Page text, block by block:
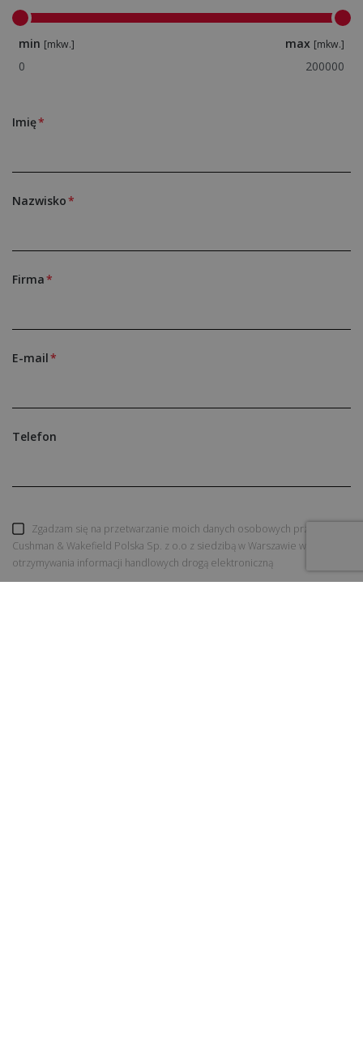
min [mkw.] max [mkw.]
Imię
Nazwisko
Firma
E-mail
Telefon
Zgadzam się na przetwarzanie moich danych osobowych przez
Cushman & Wakefield Polska Sp. z o.o z siedzibą w Warszawie w celu
otrzymywania informacji handlowych drogą elektroniczną